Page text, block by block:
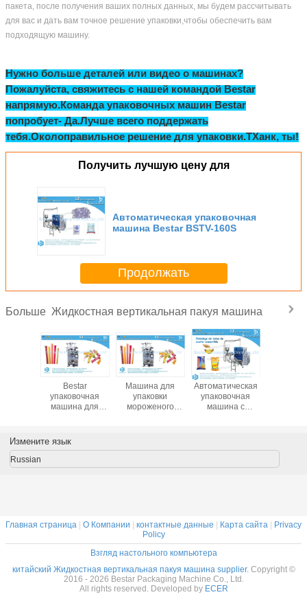
пакета, после получения ваших полных данных, мы будем рассчитывать
для вас и дать вам точное решение упаковки,чтобы обеспечить вам
подходящую машину.